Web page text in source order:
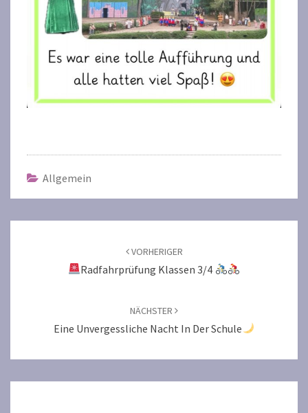
Allgemein
VORHERIGER
Radfahrprüfung Klassen 3/4
NÄCHSTER
Eine Unvergessliche Nacht In Der Schule